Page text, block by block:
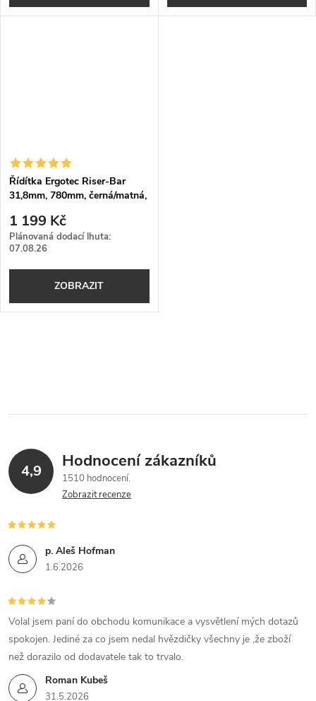
Řídítka Ergotec Riser-Bar
31,8mm, 780mm, černá/matná,
1 199 Kč
Plánovaná dodací lhuta:
07.08.26
ZOBRAZIT
l
d
a
c
í
p
r
v
k
y
4,9 Hodnocení zákazníků
1510 hodnocení
Zobrazit recenze
p. Aleš Hofman
1.6.2026
Roman Kubeš
31.5.2026
Volal jsem paní do obchodu komunikace a vysvětlení mých dotazů
spokojen. Jediné za co jsem nedal hvězdičky všechny je ,že zboží
než dorazilo od dodavatele tak to trvalo.